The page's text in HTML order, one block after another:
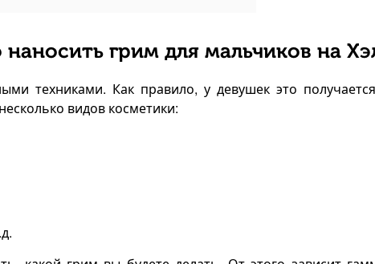
грим для мальчиков на
техниками. Как правило, у девушек это
видов косметики: